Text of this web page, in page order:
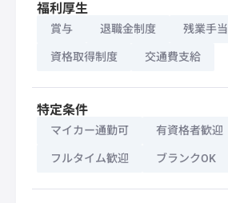
福利厚生
賞与 退職金制度 残業手当
資格取得制度 交通費支給
特定条件
マイカー通勤可 有資格者歓迎
フルタイム歓迎 ブランクOK